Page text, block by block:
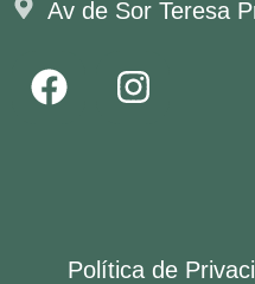
Av de Sor Teresa
Política de